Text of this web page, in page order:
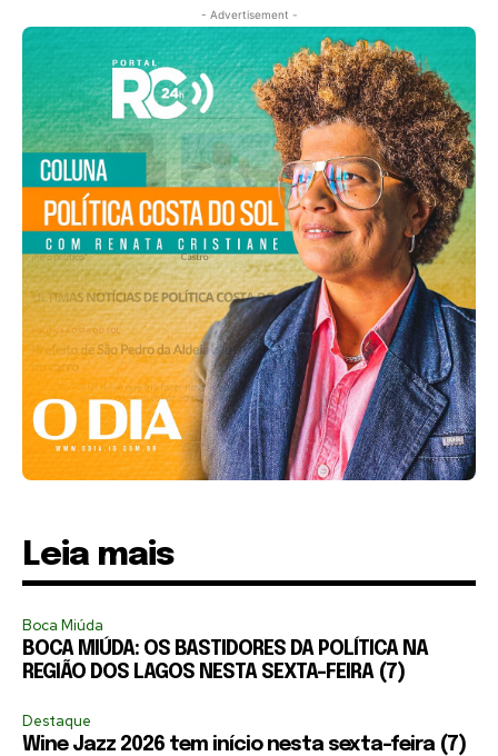
- Advertisement -
Leia mais
Boca Miúda
BOCA MIÚDA: OS BASTIDORES DA POLÍTICA NA
REGIÃO DOS LAGOS NESTA SEXTA-FEIRA (7)
Destaque
Wine Jazz 2026 tem início nesta sexta-feira (7)